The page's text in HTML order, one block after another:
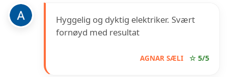
Hyggelig og dyktig elektriker. Svært
fornøyd med resultat
AGNAR SÆLI ☆ 5/5